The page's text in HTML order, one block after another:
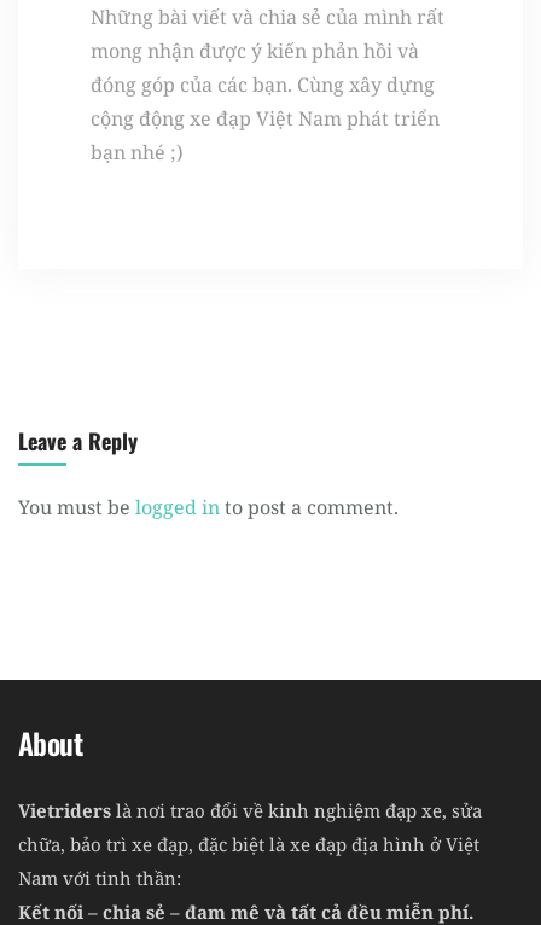
Những bài viết và chia sẻ của mình rất
mong nhận được ý kiến phản hồi và
đóng góp của các bạn. Cùng xây dựng
cộng động xe đạp Việt Nam phát triển
bạn nhé ;)
Leave a Reply
You must be logged into post a comment.
About
Vietriders là nơi trao đổi về kinh nghiệm đạp xe, sửa
chữa, bảo trì xe đạp, đặc biệt là xe đạp địa hình ở Việt
Nam với tinh thần:
Kết nối – chia sẻ – đam mê và tất cả đều miễn phí.